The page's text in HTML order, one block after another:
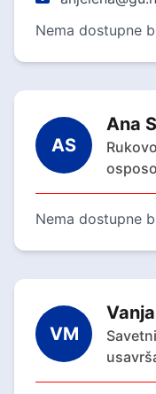
Nema dostupne
AS
Ana
Nema dostupne
VM